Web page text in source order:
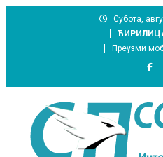
Субота,
Преузми